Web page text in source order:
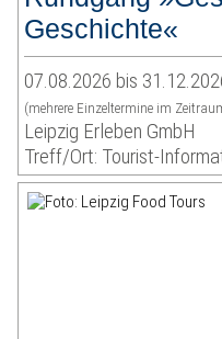
Geschichte«
07.08.2026 bis
(mehrere Einzeltermine im
Leipzig Erleben GmbH
Treff/Ort: Tourist-